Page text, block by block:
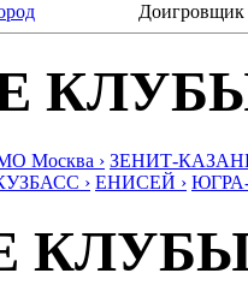
Доигровщик
Москва › ЗЕНИТ-
› ЕНИСЕЙ ›